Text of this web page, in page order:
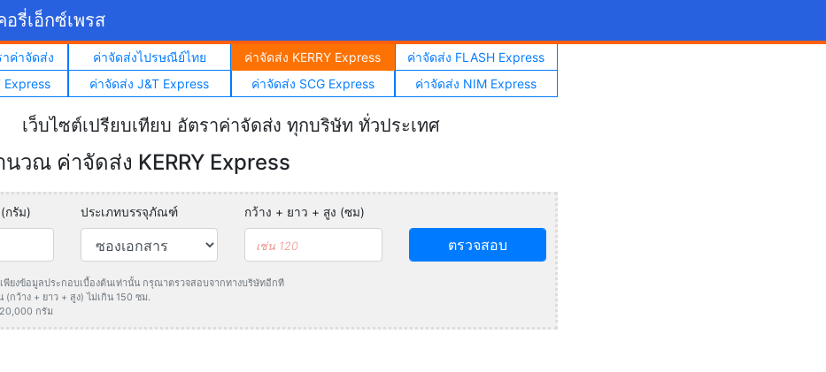
อรี่เอ็กซ์เพรส
าค่าจัดส่ง ค่าจัดส่งไปรษณีย์ไทย ค่าจัดส่ง KERRY Express
ค่าจัดส่ง FLASH Express
Express
ค่าจัดส่ง J&T Express ค่าจัดส่ง SCG Express ค่าจัดส่ง NIM Express
เว็บไซต์เปรียบเทียบ อัตราค่าจัดส่ง ทุกบริษัท ทั่วประเทศ
นวณ ค่าจัดส่ง KERRY Express
กรัม) ประเภทบรรจุภัณฑ์ กว้าง + ยาว + สูง (ซม)
ตรวจสอบ
พียงข้อมูลประกอบเบื้องต้นเท่านั้น กรุณาตรวจสอบจากทางบริษัทอีกที
กว้าง + ยาว + สูง) ไม่เกิน 150 ซม.
กรัม